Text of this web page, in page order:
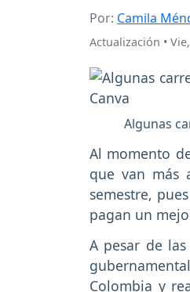
Por: Camila
Actualización •
Algunas
Al momento
que van más
semestre,
pagan un
A pesar de
Colombia y